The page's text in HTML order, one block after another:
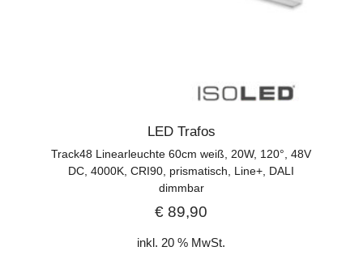
LED Trafos
Track48 Linearleuchte 60cm weiß, 20W, 120°, 48V
DC, 4000K, CRI90, prismatisch, Line+, DALI
dimmbar
€ 89,90
inkl. 20 % MwSt.